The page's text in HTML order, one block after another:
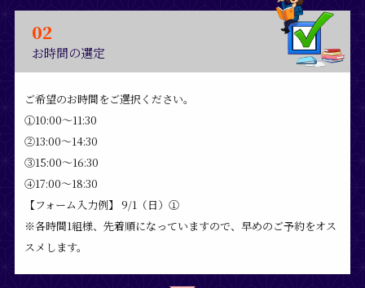
02
お時間の選定
ご希望のお時間をご選択ください。
①10:00～11:30
②13:00～14:30
③15:00～16:30
④17:00～18:30
【フォーム入力例】 9/1（日）①
※各時間1組様、先着順になっていますので、早めのご予約をオス
スメします。